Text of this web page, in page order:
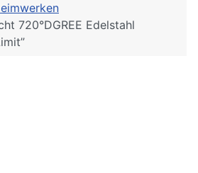
720°DGREE Edelstahl